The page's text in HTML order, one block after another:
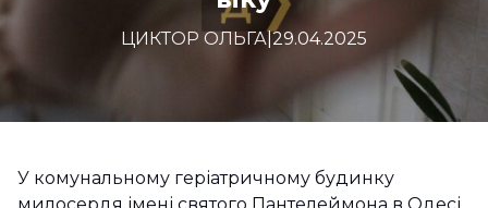
ЦИКТОР ОЛЬГА|29.04.2025
У комунальному геріатричному будинку